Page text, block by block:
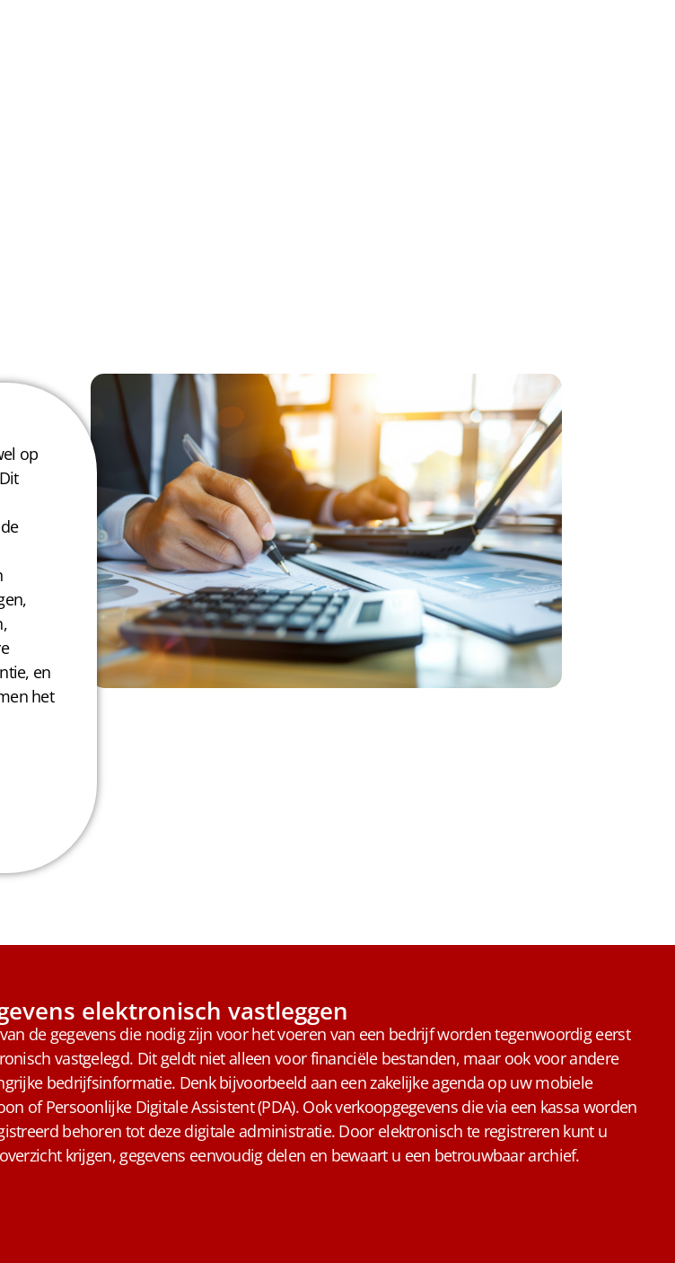
op
en
het
elektronisch vastleggen
de gegevens die nodig zijn voor het voeren van een bedrijf worden tegenwoordig eerst
vastgelegd. Dit geldt niet alleen voor financiële bestanden, maar ook voor andere
bedrijfsinformatie. Denk bijvoorbeeld aan een zakelijke agenda op uw mobiele
of Persoonlijke Digitale Assistent (PDA). Ook verkoopgegevens die via een kassa worden
behoren tot deze digitale administratie. Door elektronisch te registreren kunt u
krijgen, gegevens eenvoudig delen en bewaart u een betrouwbaar archief.